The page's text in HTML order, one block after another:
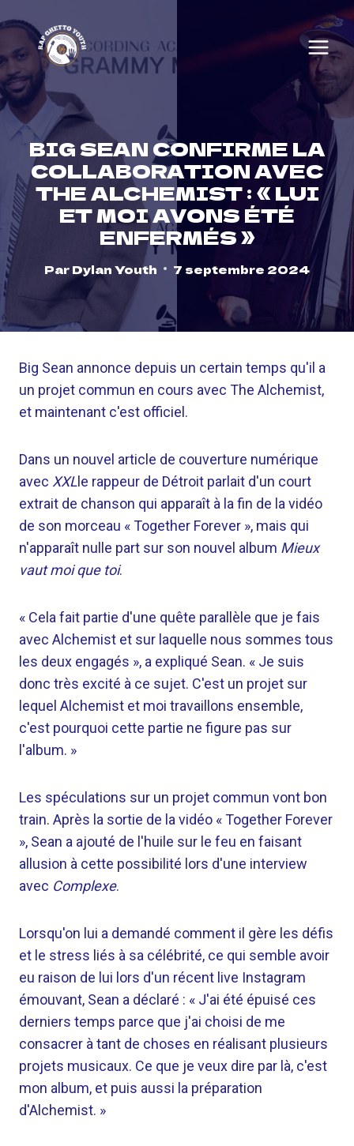
to
content
BIG SEAN CONFIRME LA
COLLABORATION AVEC
THE ALCHEMIST : « LUI
ET MOI AVONS ÉTÉ
ENFERMÉS »
ParDylan Youth 7 septembre 2024
Big Sean annonce depuis un certain temps qu'il a
un projet commun en cours avec The Alchemist,
et maintenant c'est officiel.
Dans un nouvel article de couverture numérique
avec XXL le rappeur de Détroit parlait d'un court
extrait de chanson qui apparaît à la fin de la vidéo
de son morceau « Together Forever », mais qui
n'apparaît nulle part sur son nouvel album Mieux
vaut moi que toi.
« Cela fait partie d'une quête parallèle que je fais
avec Alchemist et sur laquelle nous sommes tous
les deux engagés », a expliqué Sean. « Je suis
donc très excité à ce sujet. C'est un projet sur
lequel Alchemist et moi travaillons ensemble,
c'est pourquoi cette partie ne figure pas sur
l'album. »
Les spéculations sur un projet commun vont bon
train. Après la sortie de la vidéo « Together Forever
», Sean a ajouté de l'huile sur le feu en faisant
allusion à cette possibilité lors d'une interview
avec Complexe.
Lorsqu'on lui a demandé comment il gère les défis
et le stress liés à sa célébrité, ce qui semble avoir
eu raison de lui lors d'un récent live Instagram
émouvant, Sean a déclaré : « J'ai été épuisé ces
derniers temps parce que j'ai choisi de me
consacrer à tant de choses en réalisant plusieurs
projets musicaux. Ce que je veux dire par là, c'est
mon album, et puis aussi la préparation
d'Alchemist. »